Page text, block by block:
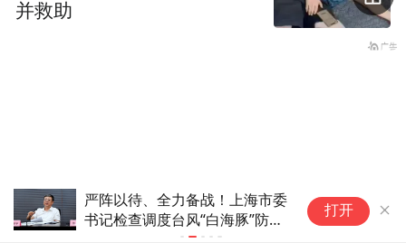
严阵以待、全力备战！上海市委
书记检查调度台风“白海豚”防御
水利部和中
红色山洪灾
打开
并救助